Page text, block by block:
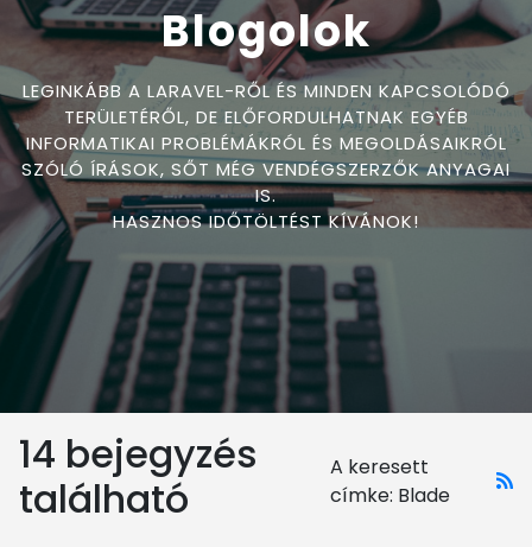
Blogolok
LEGINKÁBB A LARAVEL-RŐL ÉS MINDEN KAPCSOLÓDÓ
TERÜLETÉRŐL, DE ELŐFORDULHATNAK EGYÉB
INFORMATIKAI PROBLÉMÁKRÓL ÉS MEGOLDÁSAIKRÓL
SZÓLÓ ÍRÁSOK, SŐT MÉG VENDÉGSZERZŐK ANYAGAI
IS.
HASZNOS IDŐTÖLTÉST KÍVÁNOK!
14 bejegyzés
található
A keresett
címke: Blade